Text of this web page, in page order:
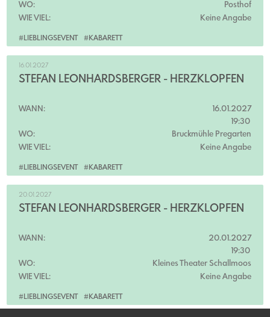
#LIEBLINGSEVENT #KABARETT
WO:
Posthof
WIE VIEL:
Keine Angabe
#LIEBLINGSEVENT #KABARETT
16.01.2027
STEFAN LEONHARDSBERGER - HERZKLOPFEN
WANN:
16.01.2027
19:30
WO:
Bruckmühle Pregarten
WIE VIEL:
Keine Angabe
#LIEBLINGSEVENT #KABARETT
20.01.2027
STEFAN LEONHARDSBERGER - HERZKLOPFEN
WANN:
20.01.2027
19:30
WO:
Kleines Theater Schallmoos
WIE VIEL:
Keine Angabe